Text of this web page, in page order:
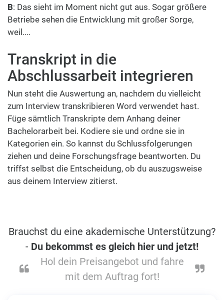
B: Das sieht im Moment nicht gut aus. Sogar größere
Betriebe sehen die Entwicklung mit großer Sorge,
weil....
Transkript in die
Abschlussarbeit integrieren
Nun steht die Auswertung an, nachdem du vielleicht
zum Interview transkribieren Word verwendet hast.
Füge sämtlich Transkripte dem Anhang deiner
Bachelorarbeit bei. Kodiere sie und ordne sie in
Kategorien ein. So kannst du Schlussfolgerungen
ziehen und deine Forschungsfrage beantworten. Du
triffst selbst die Entscheidung, ob du auszugsweise
aus deinem Interview zitierst.
Brauchst du eine akademische Unterstützung?
- Du bekommst es gleich hier und jetzt!
Hol dein Preisangebot und fahre
mit dem Auftrag fort!